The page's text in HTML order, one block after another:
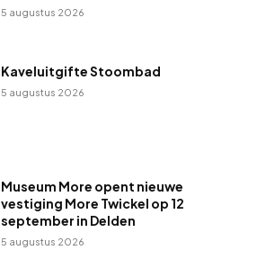
5 augustus 2026
Kaveluitgifte Stoombad
5 augustus 2026
Museum More opent nieuwe
vestiging More Twickel op 12
september in Delden
5 augustus 2026